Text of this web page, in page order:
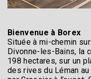
Bienvenue à Borex
Située à mi-chemin
Divonne-les-Bains, la
198 hectares, sur un
des rives du Léman